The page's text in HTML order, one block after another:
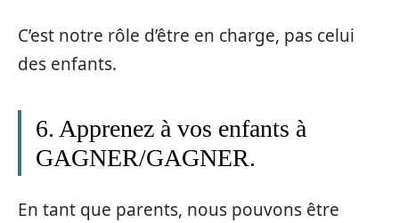
C’est notre rôle d’être en charge, pas celui
des enfants.
6. Apprenez à vos enfants à
GAGNER/GAGNER.
En tant que parents, nous pouvons être